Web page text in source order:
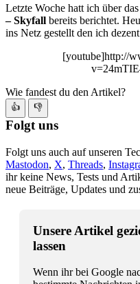
Letzte Woche hatt ich über
– Skyfall bereits berichtet.
ins Netz gestellt den ich
[youtube]http://
Wie fandest du den Artikel?
👍 👎
Folgt uns
Folgt uns auch auf unseren
Mastodon, X, Threads,
ihr keine News, Tests und
neue Beiträge, Updates und
Unsere Artikel
lassen
Wenn ihr bei Google